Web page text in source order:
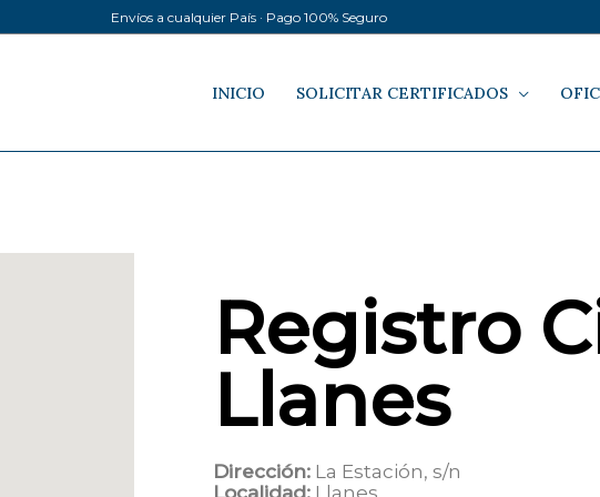
Envíos a cualquier País · Pago 100% Seguro
INICIO SOLICITAR CERTIFICADOS
Registro
Llanes
Dirección: La Estación, s/n
Localidad: Llanes